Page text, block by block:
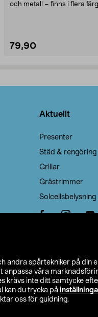
andra spårtekniker på din
våra
krävs inte ditt samtycke
kan du trycka på
oss för guidning.
och metall – finns i flera
79,90
Aktuellt
Presenter
Städ & rengöring
Grillar
Grästrimmer
Solcellsbelysning